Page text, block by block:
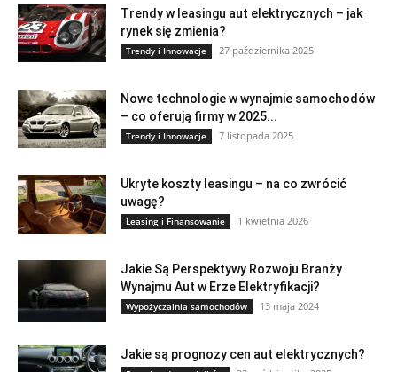
Trendy w leasingu aut elektrycznych – jak
rynek się zmienia?
Trendy i Innowacje 27 października 2025
Nowe technologie w wynajmie samochodów
– co oferują firmy w 2025...
Trendy i Innowacje 7 listopada 2025
Ukryte koszty leasingu – na co zwrócić
uwagę?
Leasing i Finansowanie 1 kwietnia 2026
Jakie Są Perspektywy Rozwoju Branży
Wynajmu Aut w Erze Elektryfikacji?
Wypożyczalnia samochodów 13 maja 2024
Jakie są prognozy cen aut elektrycznych?